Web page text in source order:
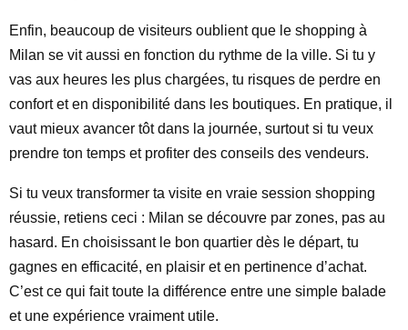
Enfin, beaucoup de visiteurs oublient que le shopping à
Milan se vit aussi en fonction du rythme de la ville. Si tu y
vas aux heures les plus chargées, tu risques de perdre en
confort et en disponibilité dans les boutiques. En pratique, il
vaut mieux avancer tôt dans la journée, surtout si tu veux
prendre ton temps et profiter des conseils des vendeurs.
Si tu veux transformer ta visite en vraie session shopping
réussie, retiens ceci : Milan se découvre par zones, pas au
hasard. En choisissant le bon quartier dès le départ, tu
gagnes en efficacité, en plaisir et en pertinence d’achat.
C’est ce qui fait toute la différence entre une simple balade
et une expérience vraiment utile.